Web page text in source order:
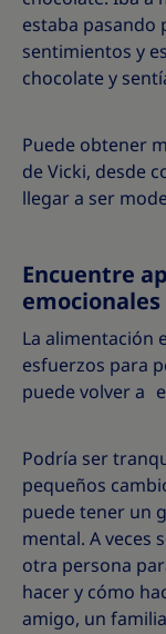
estaba pasando
sentimientos y
chocolate y
Puede obtener
de Vicki, desde
llegar a ser
Encuentre
La alimentación
esfuerzos para
puede volver a
Podría ser
pequeños
puede tener un
mental. A veces
otra persona
hacer y cómo
amigo, un